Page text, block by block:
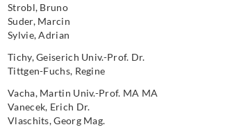
Strobl, Bruno
Suder, Marcin
Sylvie, Adrian
Tichy, Geiserich Univ.-Prof. Dr.
Tittgen-Fuchs, Regine
Vacha, Martin Univ.-Prof. MA MA
Vanecek, Erich Dr.
Vlaschits, Georg Mag.